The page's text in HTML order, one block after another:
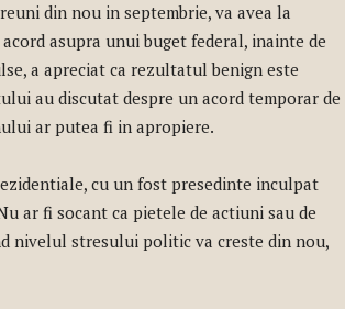
din nou in septembrie, va avea la
asupra unui buget federal, inainte de
a apreciat ca rezultatul benign este
au discutat despre un acord temporar de
ar putea fi in apropiere.
cu un fost presedinte inculpat
ar fi socant ca pietele de actiuni sau de
nivelul stresului politic va creste din nou,